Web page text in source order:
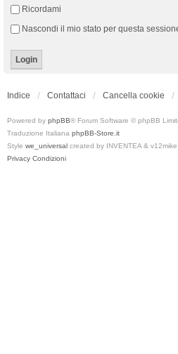
Ricordami
Nascondi il mio stato per questa
Indice Contattaci Cancella cookie
Powered by phpBB® Forum Software © phpBB
Traduzione Italiana phpBB-Store.it
Style we_universal created by INVENTEA & v12mike
Privacy Condizioni